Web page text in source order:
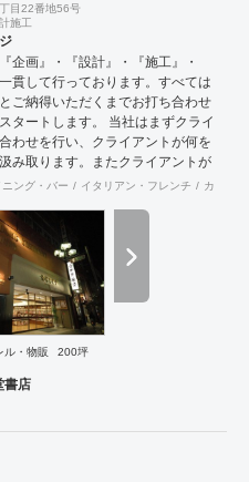
目22番地56号
施工
企画』・『設計』・『施工』・
貫して行っております。すべては
ご納得いただくまでお打ち合わせ
タートします。 当社はまずクライ
わせを行い、クライアントが何を
み取ります。またクライアントが
ように表現していいのかお困りの
ノウハウでご提案いたします。
ニング・バー イタリアン・フレンチ カフェ
ル・物販
200坪
書店